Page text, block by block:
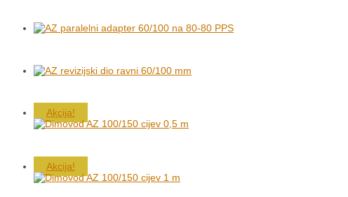
Akcija!
Akcija!